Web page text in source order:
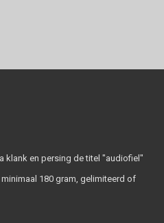
klank en persing de titel "audiofiel"
180 gram, gelimiteerd of